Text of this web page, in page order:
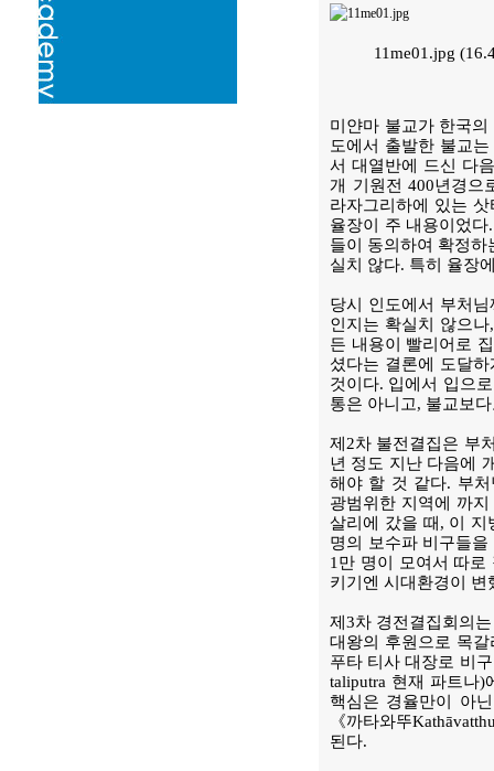
11me01.jpg
미얀마 불교가 한국
도에서 출발한 불교
서 대열반에 드신 다
개 기원전 400년경으
라자그리하에 있는
율장이 주 내용이었
들이 동의하여 확정
실치 않다. 특히 율장
당시 인도에서 부처
인지는 확실치 않으
든 내용이 빨리어로
셨다는 결론에 도달
것이다. 입에서 입으
통은 아니고, 불교보
제2차 불전결집은 부
년 정도 지난 다음에
해야 할 것 같다. 부
광범위한 지역에 까
살리에 갔을 때, 이 지
명의 보수파 비구들
1만 명이 모여서 따
키기엔 시대환경이
제3차 경전결집회의
대왕의 후원으로 목갈
푸타 티사 대장로 비
taliputra 현재 파트나
핵심은 경율만이 아
《까타와뚜
된다.